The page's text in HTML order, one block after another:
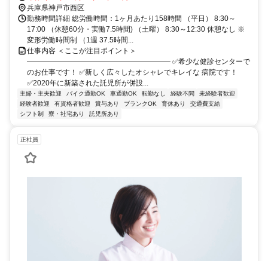
歩6分など14.57.66.68系統のご利用が可能。 ＜車・バイク＞①三宮
方面から…第二神明道路「大蔵谷インター」から7分、②姫路方面か
ら…第二神明道路「大蔵谷インター」から7分/第二神明道路「伊川谷
インター」から7分、③学園都市駅から10分
兵庫県神戸市西区
勤務時間詳細 総労働時間：1ヶ月あたり158時間 （平日） 8:30～
17:00 （休憩60分・実働7.5時間) （土曜） 8:30～12:30 休憩なし ※
変形労働時間制 （1週 37.5時間...
仕事内容 ＜ここが注目ポイント＞
―――――――――――――――――――― ✅希少な健診センターで
のお仕事です！ ✅新しく広々したオシャレでキレイな 病院です！
✅2020年に新築された託児所が併設...
主婦・主夫歓迎 バイク通勤OK 車通勤OK 転勤なし 経験不問
未経験者歓迎
経験者歓迎
有資格者歓迎 賞与あり ブランクOK 育休あり
交通費支給
シフト制
寮・社宅あり 託児所あり
正社員